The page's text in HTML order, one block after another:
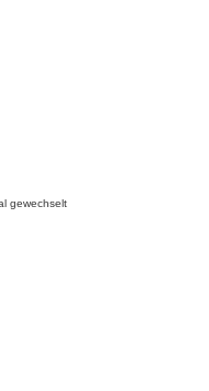
gewechselt